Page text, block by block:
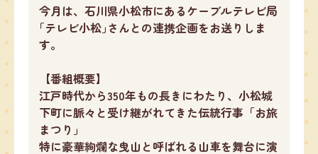
今月は、石川県小松市にあるケーブルテレビ局
｢テレビ小松｣さんとの連携企画をお送りしま
す。
【番組概要】
江戸時代から350年もの長きにわたり、小松城
下町に脈々と受け継がれてきた伝統行事「お旅
まつり」
特に豪華絢爛な曳山と呼ばれる山車を舞台に演